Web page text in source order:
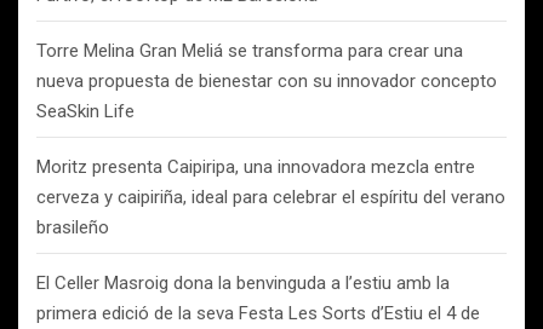
Torre Melina Gran Meliá se transforma para crear una
nueva propuesta de bienestar con su innovador concepto
SeaSkin Life
Moritz presenta Caipiripa, una innovadora mezcla entre
cerveza y caipiriña, ideal para celebrar el espíritu del verano
brasileño
El Celler Masroig dona la benvinguda a l’estiu amb la
primera edició de la seva Festa Les Sorts d’Estiu el 4 de